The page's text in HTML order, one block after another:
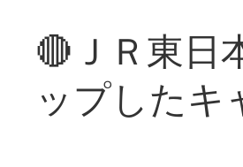
🔴ＪＲ東日
ップしたキ